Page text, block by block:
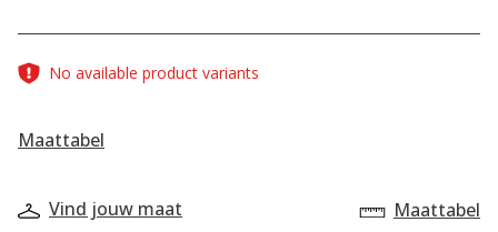
No available product variants
Maattabel
Vind jouw maat Maattabel